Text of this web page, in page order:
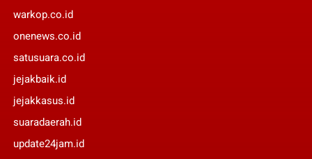
warkop.co.id
onenews.co.id
satusuara.co.id
jejakbaik.id
jejakkasus.id
suaradaerah.id
update24jam.id